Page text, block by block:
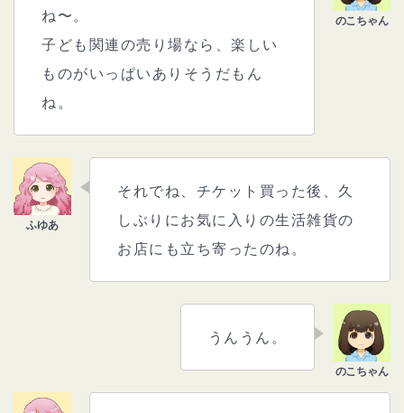
ね〜。
子ども関連の売り場なら、楽しい
ものがいっぱいありそうだもん
ね。
それでね、チケット買った後、久
しぶりにお気に入りの生活雑貨の
お店にも立ち寄ったのね。
うんうん。